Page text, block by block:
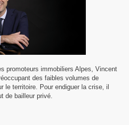
promoteurs immobiliers Alpes, Vincent
des faibles volumes de
le territoire. Pour endiguer la crise, il
de bailleur privé.